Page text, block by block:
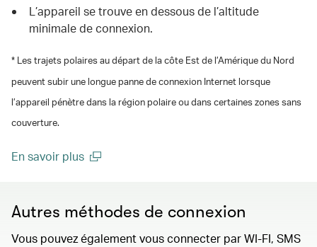
L’appareil se trouve en dessous de l’altitude
minimale de connexion.
* Les trajets polaires au départ de la côte Est de l’Amérique du Nord
peuvent subir une longue panne de connexion Internet lorsque
l’appareil pénètre dans la région polaire ou dans certaines zones sans
couverture.
En savoir plus
Autres méthodes de connexion
Vous pouvez également vous connecter par WI-FI, SMS